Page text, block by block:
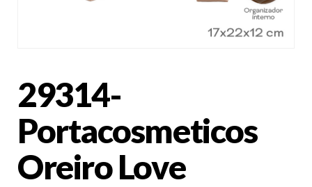
29314-
Portacosmeticos
Oreiro Love